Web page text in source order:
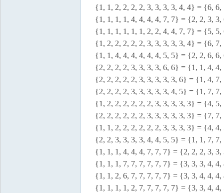
{1, 1, 2, 2, 2, 2, 3, 3, 3, 3, 4, 4} = {6, 6,
{1, 1, 1, 1, 4, 4, 4, 4, 7, 7} = {2, 2, 3, 3,
{1, 1, 1, 1, 1, 1, 2, 2, 4, 4, 7, 7} = {5, 5,
{1, 2, 2, 2, 2, 2, 3, 3, 3, 3, 3, 4} = {6, 7,
{1, 1, 4, 4, 4, 4, 4, 4, 5, 5} = {2, 2, 6, 6,
{2, 2, 2, 2, 3, 3, 3, 3, 6, 6} = {1, 1, 4, 4,
{2, 2, 2, 2, 2, 3, 3, 3, 3, 3, 6} = {1, 4, 7,
{2, 2, 2, 2, 3, 3, 3, 3, 3, 4, 5} = {1, 7, 7,
{1, 2, 2, 2, 2, 2, 2, 3, 3, 3, 3, 3} = {4, 5,
{2, 2, 2, 2, 2, 2, 3, 3, 3, 3, 3, 3} = {7, 7,
{1, 1, 2, 2, 2, 2, 2, 2, 3, 3, 3, 3} = {4, 4,
{2, 2, 3, 3, 3, 3, 4, 4, 5, 5} = {1, 1, 7, 7,
{1, 1, 1, 4, 4, 4, 7, 7, 7} = {2, 2, 2, 3, 3,
{1, 1, 1, 7, 7, 7, 7, 7, 7} = {3, 3, 3, 4, 4,
{1, 1, 2, 6, 7, 7, 7, 7, 7} = {3, 3, 4, 4, 4,
{1, 1, 1, 1, 2, 7, 7, 7, 7, 7} = {3, 3, 4, 4,